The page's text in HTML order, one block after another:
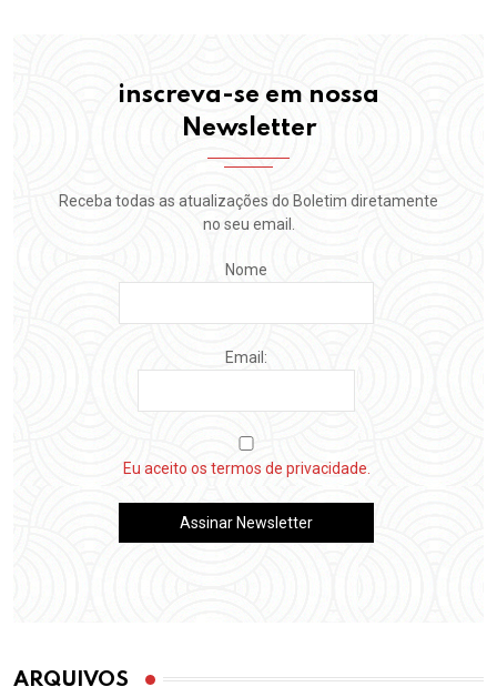
inscreva-se em nossa
Newsletter
Receba todas as atualizações do Boletim diretamente
no seu email.
Nome
Email:
Eu aceito os termos de privacidade.
ARQUIVOS